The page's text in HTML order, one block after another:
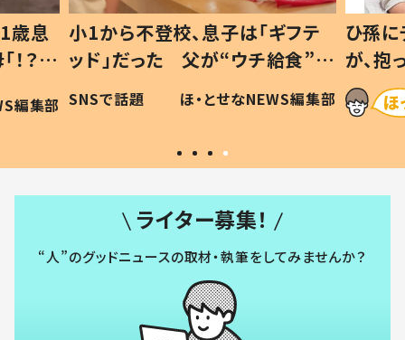
歳息
？」
編集部
小1から不登校、息子は「ギフテ
ッド」だった 父が“ウチ給食”を
作り続ける理由とは #令和の親
#令和の子
SNSで話題 ほ・とせなNEWS編集部
ひ孫
が、
「涙が
い」
ライター募集！
“人”のグッドニュースの取材・執筆をしてみませんか？